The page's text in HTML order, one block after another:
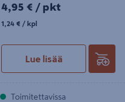
4,95€/pkt
4,95 € / pkt
1,24€/kpl
1,24 € / kpl
Lue lisää
Toimitettavissa